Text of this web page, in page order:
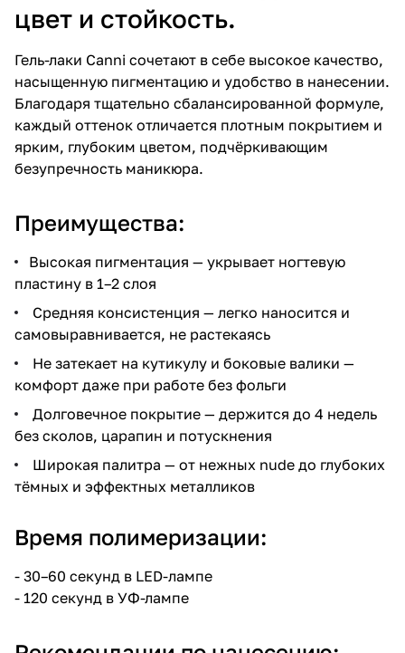
цвет и стойкость.
Гель-лаки Canni сочетают в себе высокое качество,
насыщенную пигментацию и удобство в нанесении.
Благодаря тщательно сбалансированной формуле,
каждый оттенок отличается плотным покрытием и
ярким, глубоким цветом, подчёркивающим
безупречность маникюра.
Преимущества:
Высокая пигментация — укрывает ногтевую
пластину в 1–2 слоя
Средняя консистенция — легко наносится и
самовыравнивается, не растекаясь
Не затекает на кутикулу и боковые валики —
комфорт даже при работе без фольги
Долговечное покрытие — держится до 4 недель
без сколов, царапин и потускнения
Широкая палитра — от нежных nude до глубоких
тёмных и эффектных металликов
Время полимеризации:
- 30–60 секунд в LED-лампе
- 120 секунд в УФ-лампе